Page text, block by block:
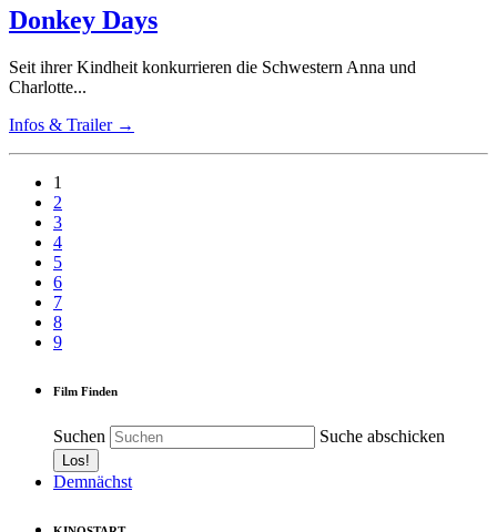
Donkey Days
Seit ihrer Kindheit konkurrieren die Schwestern Anna und
Charlotte...
Infos & Trailer →
1
2
3
4
5
6
7
8
9
Film Finden
Suchen Suche abschicken
Demnächst